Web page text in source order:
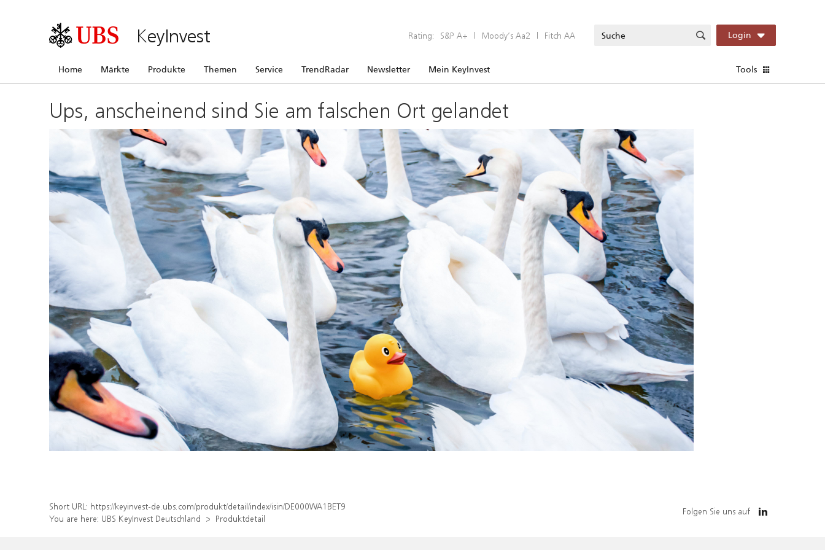
KeyInvest Rating: S&P A+ | Moody’s Aa2 | Fitch AA Login
Home Märkte Produkte Themen Service TrendRadar Newsletter Mein KeyInvest Tools
Ups, anscheinend sind Sie am falschen Ort gelandet
Short URL: https://keyinvest-de.ubs.com/produkt/detail/index/isin/DE000WA1BET9
You are here: UBS KeyInvest Deutschland Produktdetail
Folgen Sie uns auf